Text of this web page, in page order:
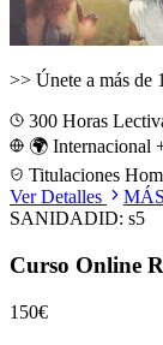
>> Únete a más de
300 Horas
🌍 Internacional
Titulaciones
Ver Detalles
SANIDADID: s5
Curso Online
150€